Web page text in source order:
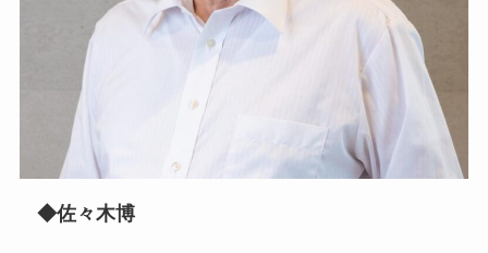
◆佐々木博